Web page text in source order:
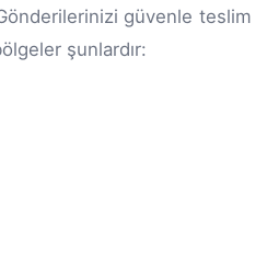
güvenle teslim
şunlardır: